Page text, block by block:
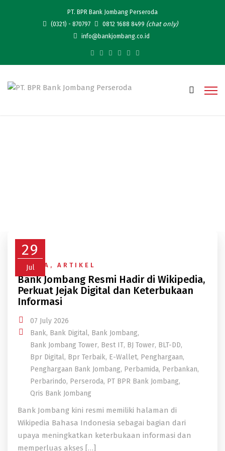
PT. BPR Bank Jombang Perseroda
(0321) - 870797
0812 1688 8499 (chat only)
info@bankjombang.co.id
29
Jul
BERITA , ARTIKEL
Bank Jombang Resmi Hadir di Wikipedia,
Perkuat Jejak Digital dan Keterbukaan
Informasi
07 July 2026
Bank, Bank Digital, Bank Jombang,
Bank Jombang Tower, Best IT, BJ Tower, BLT-DD,
Bpr Digital, Bpr Terbaik, E-Wallet, Penghargaan,
Penghargaan Bank Jombang, Perbamida, Perbankan,
Perbarindo, Perseroda, PT BPR Bank Jombang,
Qris Bank Jombang
Bank Jombang kini resmi memiliki halaman di
Wikipedia Bahasa Indonesia sebagai bagian dari
upaya meningkatkan keterbukaan informasi dan
memperluas akses […]